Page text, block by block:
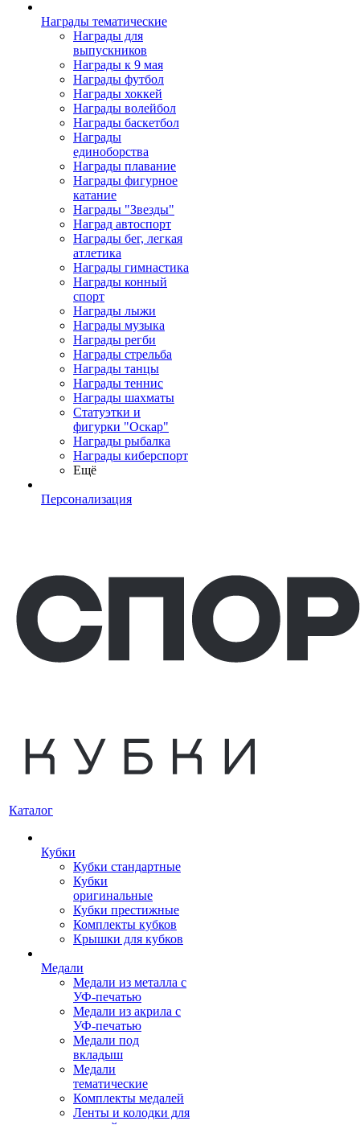
Награды тематические
Награды для
выпускников
Награды к 9 мая
Награды футбол
Награды хоккей
Награды волейбол
Награды баскетбол
Награды
единоборства
Награды плавание
Награды фигурное
катание
Награды "Звезды"
Наград автоспорт
Награды бег, легкая
атлетика
Награды гимнастика
Награды конный
спорт
Награды лыжи
Награды музыка
Награды регби
Награды стрельба
Награды танцы
Награды теннис
Награды шахматы
Статуэтки и
фигурки "Оскар"
Награды рыбалка
Награды киберспорт
Ещё
Персонализация
Каталог
Кубки
Кубки стандартные
Кубки
оригинальные
Кубки престижные
Комплекты кубков
Крышки для кубков
Медали
Медали из металла с
УФ-печатью
Медали из акрила с
УФ-печатью
Медали под
вкладыш
Медали
тематические
Комплекты медалей
Ленты и колодки для